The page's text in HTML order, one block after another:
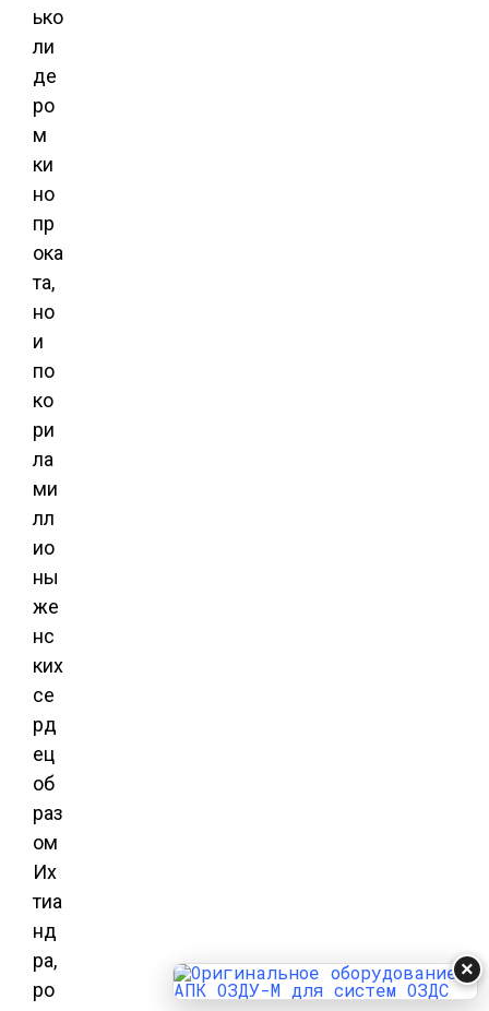
ько
ли
де
ро
м
ки
но
пр
ока
та,
но
и
по
ко
ри
ла
ми
лл
ио
ны
же
нс
ких
се
рд
ец
об
раз
ом
Их
тиа
нд
ра,
ро
×